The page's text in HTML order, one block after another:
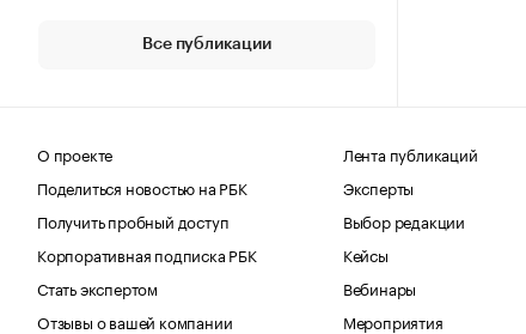
Все публикации
О проекте
Поделиться новостью на РБК
Получить пробный доступ
Корпоративная подписка РБК
Стать экспертом
Отзывы о вашей компании
Лента публикаций
Эксперты
Выбор редакции
Кейсы
Вебинары
Мероприятия